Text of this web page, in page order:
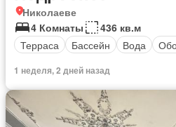
Николаеве
4 Комнаты
436 кв.м
Терраса
Бассейн Вода
1 неделя, 2 дней назад